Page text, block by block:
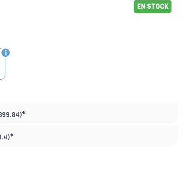
EN STOCK
*
*